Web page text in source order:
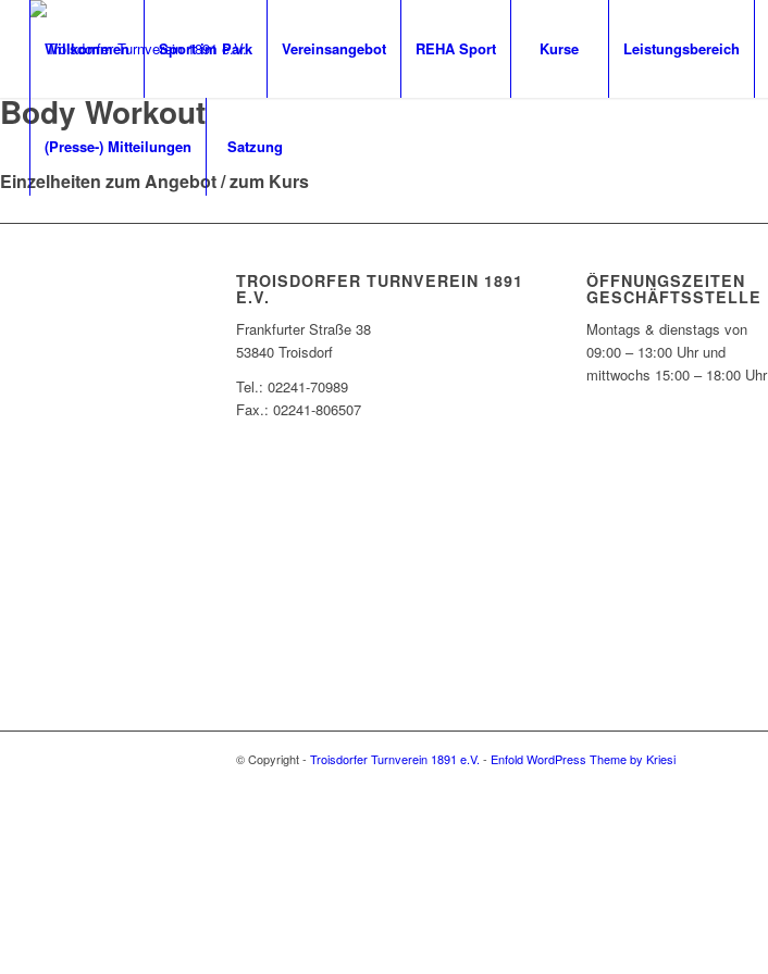
Willkommen Sport im Park Vereinsangebot REHA Sport Kurse Leistungsbereich
(Presse-) Mitteilungen Satzung
Body Workout
Einzelheiten zum Angebot / zum Kurs
TROISDORFER TURNVEREIN 1891
E.V.
Frankfurter Straße 38
53840 Troisdorf
Tel.: 02241-70989
Fax.: 02241-806507
ÖFFNUNGSZEITEN
GESCHÄFTSSTELLE
Montags & dienstags von
09:00 – 13:00 Uhr und
mittwochs 15:00 – 18:00 Uhr
© Copyright - Troisdorfer Turnverein 1891 e.V. - Enfold WordPress Theme by Kriesi